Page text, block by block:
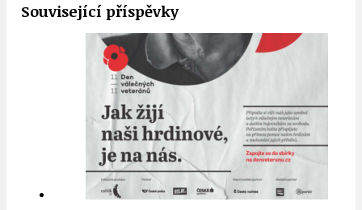
Související příspěvky